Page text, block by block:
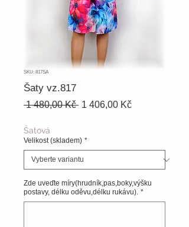
SKU: 817SA
Šaty vz.817
1 480,00 Kč Běžná
1 406,00 KčZvýhodněná
Šatová
Velikost (skladem) *
Zde uveďte míry(hrudník,pas,boky,výšku
postavy, délku oděvu,délku rukávu). *